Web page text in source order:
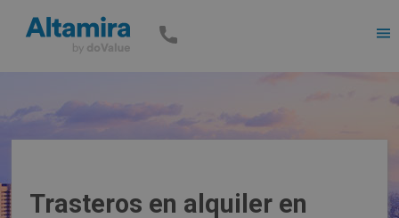
Trasteros en alquiler en